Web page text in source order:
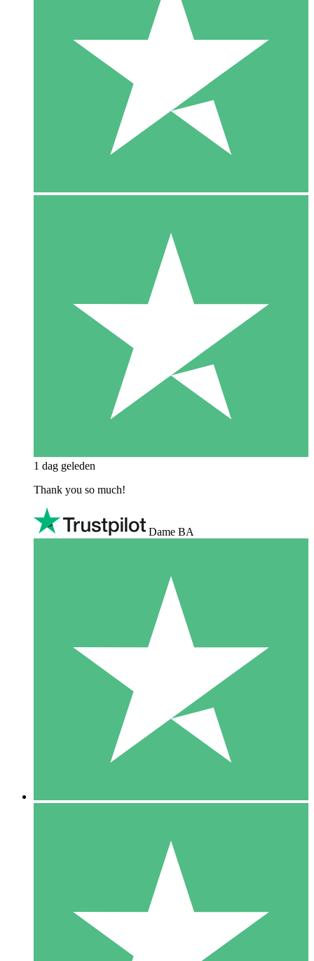
1 dag geleden
Thank you so much!
Dame BA